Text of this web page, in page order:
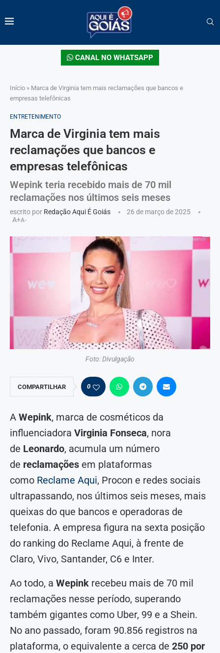
CANAL NO WHATSAPP
Início » Marca de Virginia tem mais reclamações que bancos e
empresas telefônicas
ENTRETENIMENTO
Marca de Virginia tem mais
reclamações que bancos e
empresas telefônicas
Wepink teria recebido mais de 70 mil
reclamações nos últimos seis meses
escrito por Redação Aqui É Goiás
26 de março de 2025
A+A-
Foto: Divulgação
COMPARTILHAR 0
A Wepink, marca de cosméticos da
influenciadora Virginia Fonseca, nora
de Leonardo, acumula um número
de reclamações em plataformas
como Reclame Aqui, Procon e redes sociais
ultrapassando, nos últimos seis meses, mais
queixas do que bancos e operadoras de
telefonia. A empresa figura na sexta posição
do ranking do Reclame Aqui, à frente de
Claro, Vivo, Santander, C6 e Inter.
Ao todo, a Wepink recebeu mais de 70 mil
reclamações nesse período, superando
também gigantes como Uber, 99 e a Shein.
No ano passado, foram 90.856 registros na
plataforma, o equivalente a cerca de 250 por